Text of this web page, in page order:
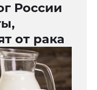
России
от рака